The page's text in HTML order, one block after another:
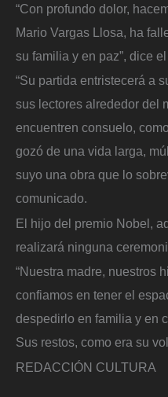
“Con profundo dolor,
Mario Vargas Llosa, ha
su familia y en paz”, dice el
“Su partida entristecerá a
sus lectores alrededor del
encuentren consuelo,
gozó de una vida larga,
suyo una obra que lo
comunicado.
El hijo del premio Nobel,
realizará ninguna
“Nuestra madre, nuestros
confiamos en tener el
despedirlo en familia y en
Sus restos, como era su
REDACCIÓN CULTURA